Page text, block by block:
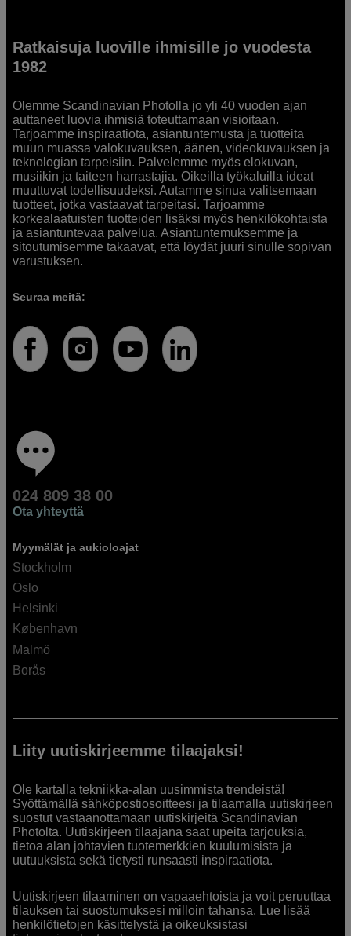
Ratkaisuja luoville ihmisille jo vuodesta
1982
Olemme Scandinavian Photolla jo yli 40 vuoden ajan
auttaneet luovia ihmisiä toteuttamaan visioitaan.
Tarjoamme inspiraatiota, asiantuntemusta ja tuotteita
muun muassa valokuvauksen, äänen, videokuvauksen ja
teknologian tarpeisiin. Palvelemme myös elokuvan,
musiikin ja taiteen harrastajia. Oikeilla työkaluilla ideat
muuttuvat todellisuudeksi. Autamme sinua valitsemaan
tuotteet, jotka vastaavat tarpeitasi. Tarjoamme
korkealaatuisten tuotteiden lisäksi myös henkilökohtaista
ja asiantuntevaa palvelua. Asiantuntemuksemme ja
sitoutumisemme takaavat, että löydät juuri sinulle sopivan
varustuksen.
Seuraa meitä:
024 809 38 00
Ota yhteyttä
Myymälät ja aukioloajat
Stockholm
Oslo
Helsinki
København
Malmö
Borås
Liity uutiskirjeemme tilaajaksi!
Ole kartalla tekniikka-alan uusimmista trendeistä!
Syöttämällä sähköpostiosoitteesi ja tilaamalla uutiskirjeen
suostut vastaanottamaan uutiskirjeitä Scandinavian
Photolta. Uutiskirjeen tilaajana saat upeita tarjouksia,
tietoa alan johtavien tuotemerkkien kuulumisista ja
uutuuksista sekä tietysti runsaasti inspiraatiota.
Uutiskirjeen tilaaminen on vapaaehtoista ja voit peruuttaa
tilauksen tai suostumuksesi milloin tahansa. Lue lisää
henkilötietojen käsittelystä ja oikeuksistasi